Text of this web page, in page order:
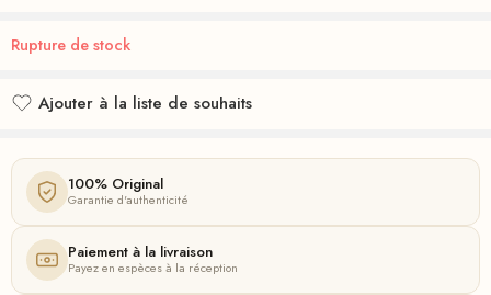
Rupture de stock
Ajouter à la liste de souhaits
100% Original
Garantie d'authenticité
Paiement à la livraison
Payez en espèces à la réception